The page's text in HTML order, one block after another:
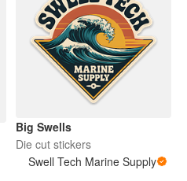
Big Swells
Die cut stickers
Swell Tech Marine Supply